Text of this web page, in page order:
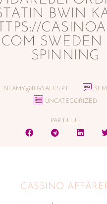
BWIN
SWEDEN
SPINNING
UNCATEGORIZED
PARTILHE:
CASSINO